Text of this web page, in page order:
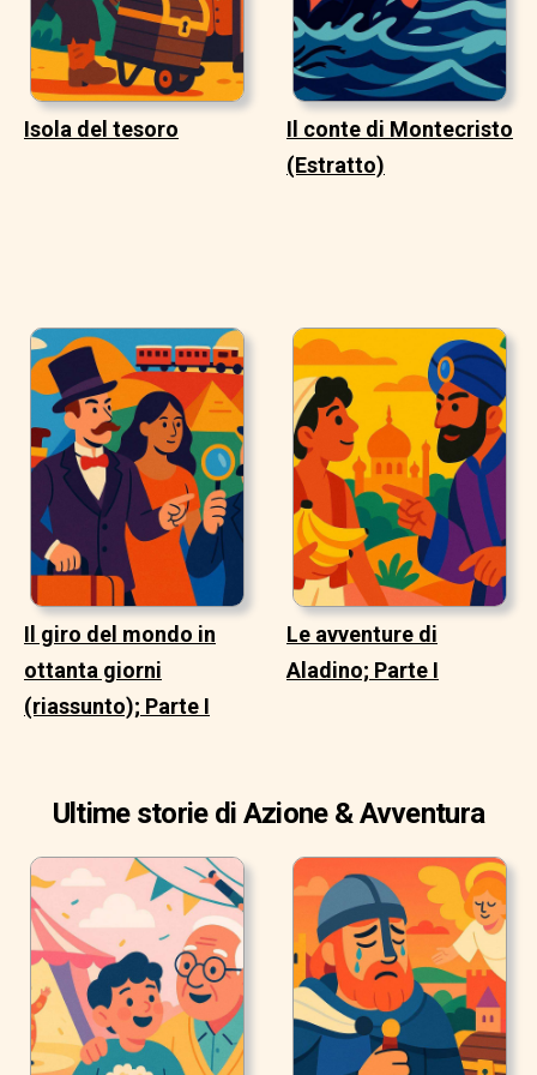
Isola del tesoro
Il conte di Montecristo
(Estratto)
Il giro del mondo in
ottanta giorni
(riassunto); Parte I
Le avventure di
Aladino; Parte I
Ultime storie di Azione & Avventura